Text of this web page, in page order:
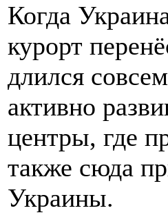
Когда
курорт
длился
активно
центры, где
также сюда
Украины.